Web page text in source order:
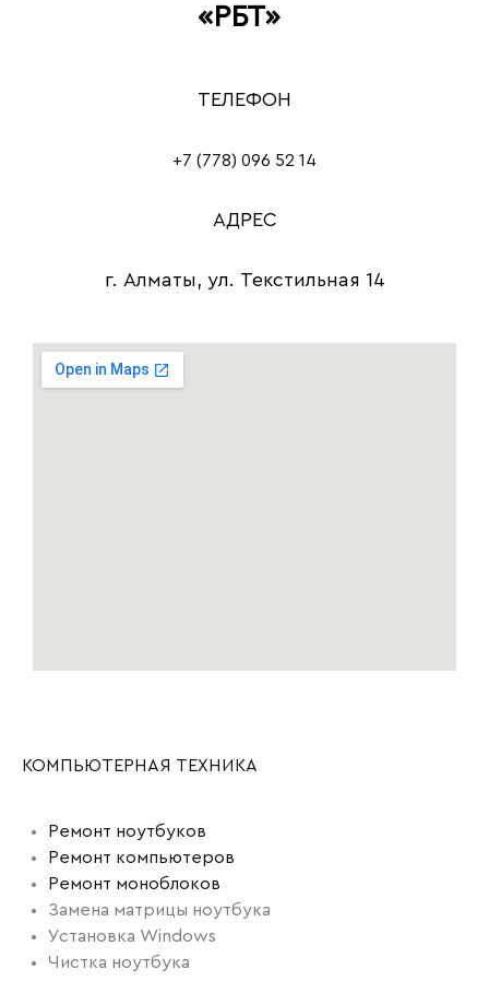
«‎РБТ»
ТЕЛЕФОН
+7 (778) 096 52 14
АДРЕС
г. Алматы, ул. Текстильная 14
КОМПЬЮТЕРНАЯ ТЕХНИКА
Ремонт ноутбуков
Ремонт компьютеров
Ремонт моноблоков
Замена матрицы ноутбука
Установка Windows
Чистка ноутбука